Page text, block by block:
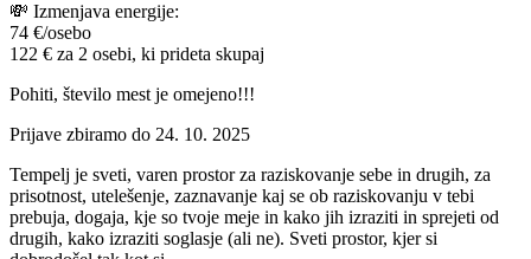
💸 Izmenjava energije:
74 €/osebo
122 € za 2 osebi, ki prideta skupaj
Pohiti, število mest je omejeno!!!
Prijave zbiramo do 24. 10. 2025
Tempelj je sveti, varen prostor za raziskovanje sebe in drugih, za
prisotnost, utelešenje, zaznavanje kaj se ob raziskovanju v tebi
prebuja, dogaja, kje so tvoje meje in kako jih izraziti in sprejeti od
drugih, kako izraziti soglasje (ali ne). Sveti prostor, kjer si